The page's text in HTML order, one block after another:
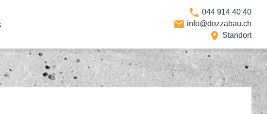
044 914 40 40
info@dozzabau.ch
Standort